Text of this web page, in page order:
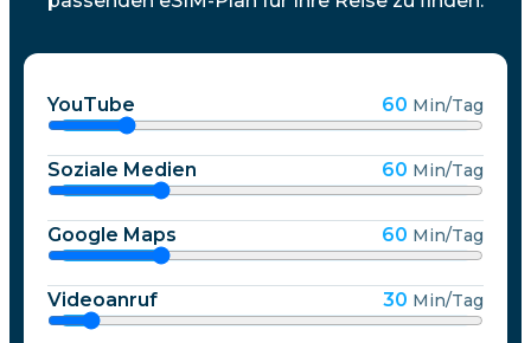
YouTube 60 Min/Tag
Soziale Medien 60 Min/Tag
Google Maps 60 Min/Tag
Videoanruf 30 Min/Tag